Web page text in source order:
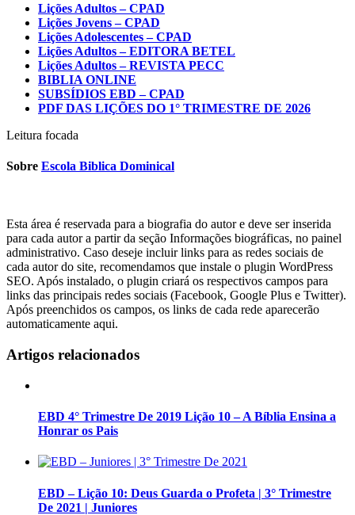
Lições Adultos – CPAD
Lições Jovens – CPAD
Lições Adolescentes – CPAD
Lições Adultos – EDITORA BETEL
Lições Adultos – REVISTA PECC
BIBLIA ONLINE
SUBSÍDIOS EBD – CPAD
PDF DAS LIÇÕES DO 1° TRIMESTRE DE 2026
Leitura focada
Sobre Escola Biblica Dominical
Esta área é reservada para a biografia do autor e deve ser inserida
para cada autor a partir da seção Informações biográficas, no painel
administrativo. Caso deseje incluir links para as redes sociais de
cada autor do site, recomendamos que instale o plugin WordPress
SEO. Após instalado, o plugin criará os respectivos campos para
links das principais redes sociais (Facebook, Google Plus e Twitter).
Após preenchidos os campos, os links de cada rede aparecerão
automaticamente aqui.
Artigos relacionados
EBD 4° Trimestre De 2019 Lição 10 – A Bíblia Ensina a
Honrar os Pais
EBD – Lição 10: Deus Guarda o Profeta | 3° Trimestre
De 2021 | Juniores